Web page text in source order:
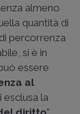
almeno
quantità di
percorrenza
si è in
essere
al
esclusa la